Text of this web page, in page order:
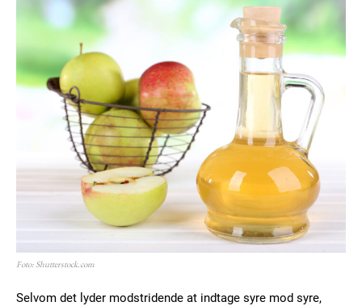
Foto: Shutterstock.com
Selvom det lyder modstridende at indtage syre mod syre,